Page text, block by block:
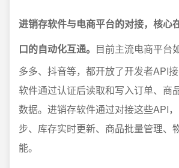
进销存软件与电商平台的对接，核心
口的自动化互通。 目前主流电商平台
多多、抖音等，都开放了开发者API
软件通过认证后读取和写入订单、商
数据。进销存软件通过对接这些API
步、库存实时更新、商品批量管理、
能。